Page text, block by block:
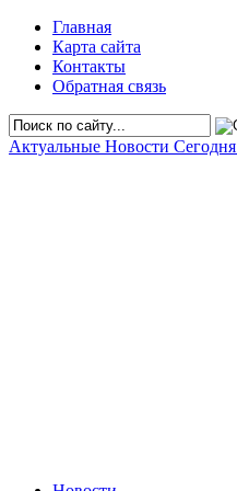
Главная
Карта сайта
Контакты
Обратная связь
Актуальные Новости Сегодня